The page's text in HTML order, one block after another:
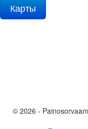
Карты
© 2026 -